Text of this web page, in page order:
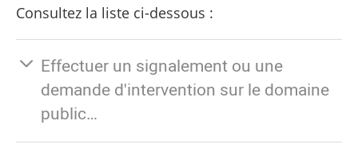
Consultez la liste ci-dessous :
Effectuer un signalement ou une
demande d'intervention sur le domaine
public…